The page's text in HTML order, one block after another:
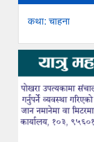
कथा: चाहना